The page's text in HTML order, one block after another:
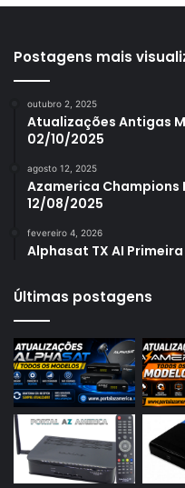
Azamerica
Azamerica
Azamerica
Azamerica
Azamerica
Azamerica
Azamerica
Azamerica
Azamerica
Azamerica
Postagens mais
outubro 2, 2025
Atualizações Antigas
02/10/2025
agosto 12, 2025
Azamerica Champions
12/08/2025
fevereiro 4, 2026
Alphasat TX AI
Últimas postagens